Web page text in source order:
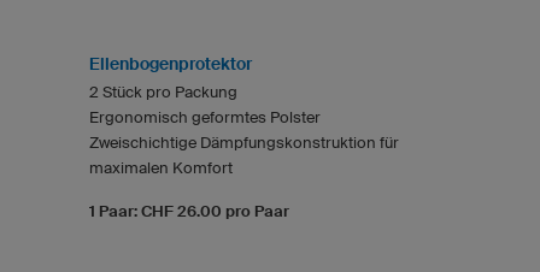
Ellenbogenprotektor
2 Stück pro Packung
Ergonomisch geformtes Polster
Zweischichtige Dämpfungskonstruktion für
maximalen Komfort
1 Paar: CHF 26.00 pro Paar